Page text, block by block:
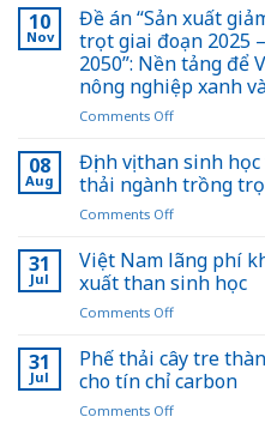
Nai
tác
Nhật
Bản
xử
ca
cao
thành
sinh
học
10
Nov
Đề án “Sản xuất
trọt giai đoạn 2025
2050”: Nền tảng để
nông nghiệp xanh
Comments Offon
án
“Sản
xuất
giảm
thải
lĩnh
giai
đoạn
08
Aug
Định vị than sinh
thải ngành trồng
Comments Offon
vị
than
sinh
học
chiến
lược
31
Jul
Việt Nam lãng phí
xuất than sinh học
Comments Offon
Nam
lãng
phí
khi
31
Jul
Phế thải cây tre
cho tín chỉ carbon
Comments Offon